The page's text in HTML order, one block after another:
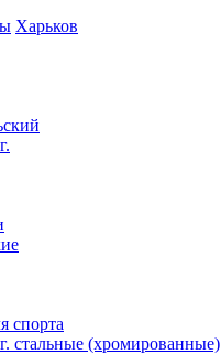
Харьков
спорта
стальные (хромированные)